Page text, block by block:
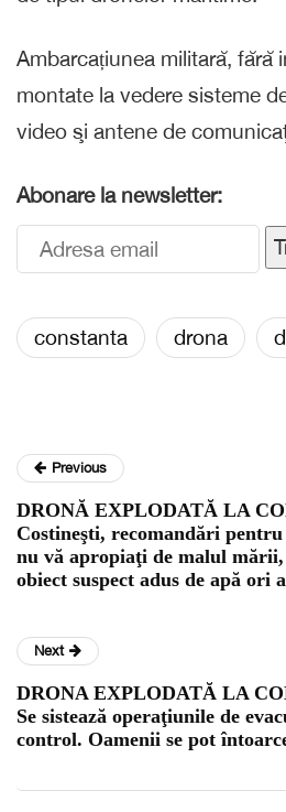
Ambarcațiunea militară, fără
montate la vedere sisteme
video şi antene de
Abonare la newsletter:
constanta drona
Previous
DRONĂ EXPLODATĂ LA
Costineşti, recomandări
nu vă apropiaţi de malul mării,
obiect suspect adus de apă ori
Next
DRONA EXPLODATĂ LA
Se sistează operaţiunile de
control. Oamenii se pot